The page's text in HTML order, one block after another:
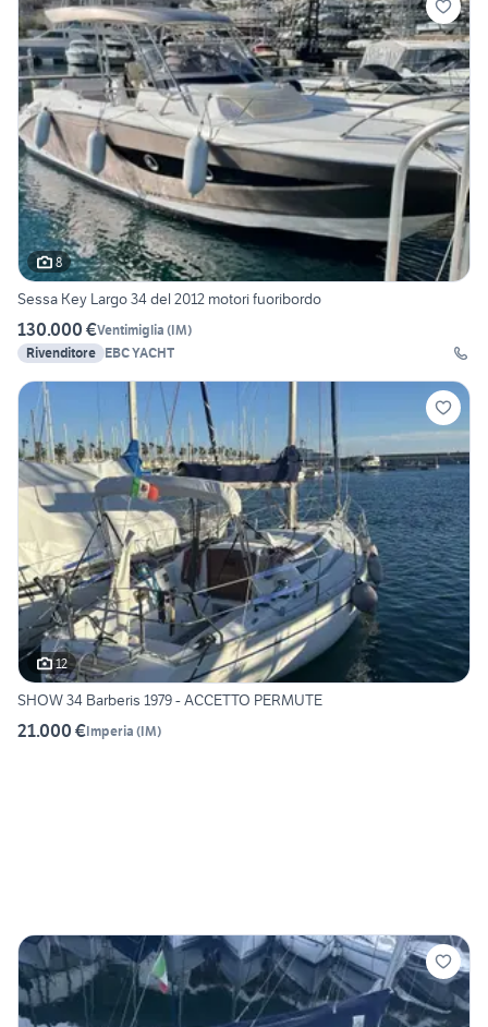
8
Sessa Key Largo 34 del 2012 motori fuoribordo
130.000 €Ventimiglia (IM)
Rivenditore EBC YACHT
12
SHOW 34 Barberis 1979 - ACCETTO PERMUTE
21.000 €Imperia (IM)